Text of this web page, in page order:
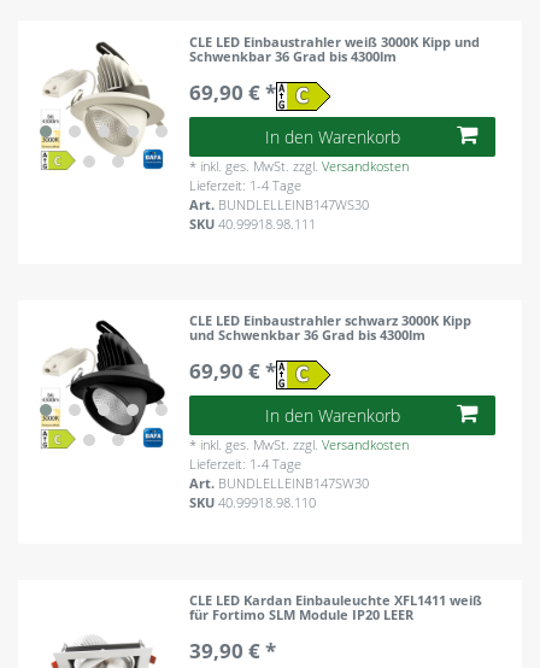
CLE LED Einbaustrahler weiß 3000K Kipp und
Schwenkbar 36 Grad bis 4300lm
69,90 € *
In den Warenkorb
* inkl. ges. MwSt. zzgl.Versandkosten
Lieferzeit: 1-4 Tage
Art. BUNDLELLEINB147WS30
SKU40.99918.98.111
CLE LED Einbaustrahler schwarz 3000K Kipp
und Schwenkbar 36 Grad bis 4300lm
69,90 € *
In den Warenkorb
* inkl. ges. MwSt. zzgl.Versandkosten
Lieferzeit: 1-4 Tage
Art. BUNDLELLEINB147SW30
SKU40.99918.98.110
CLE LED Kardan Einbauleuchte XFL1411 weiß
für Fortimo SLM Module IP20 LEER
39,90 € *